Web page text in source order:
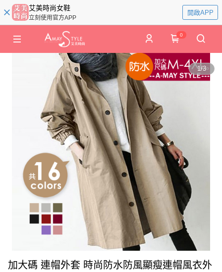
艾美時尚女鞋
立刻使用官方APP
開啟APP
0
1/3
加大碼 連帽外套 時尚防水防風顯瘦連帽風衣外